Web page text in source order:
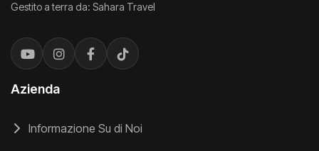
Gestito a terra da: Sahara Travel
Azienda
Informazione Su di Noi